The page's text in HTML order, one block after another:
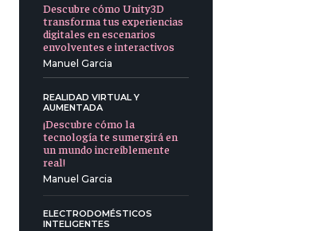
Descubre cómo Unity3D
transforma tus experiencias
digitales en escenarios
envolventes e interactivos
Manuel Garcia
REALIDAD VIRTUAL Y
AUMENTADA
¡Descubre cómo la
tecnología te sumergirá en
un mundo increíblemente
real!
Manuel Garcia
ELECTRODOMÉSTICOS
INTELIGENTES